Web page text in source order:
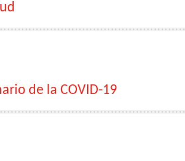
de la COVID-19